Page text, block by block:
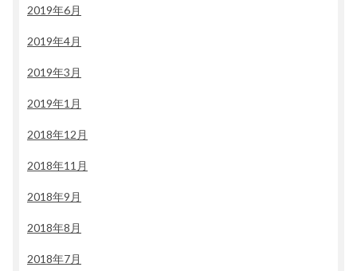
2019年6月
2019年4月
2019年3月
2019年1月
2018年12月
2018年11月
2018年9月
2018年8月
2018年7月